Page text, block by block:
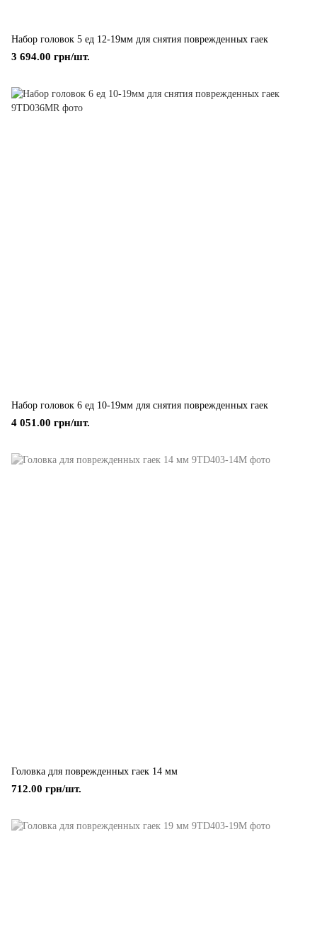
Набор головок 5 ед 12-19мм для снятия поврежденных гаек
3 694.00 грн/шт.
Набор головок 6 ед 10-19мм для снятия поврежденных гаек
4 051.00 грн/шт.
Головка для поврежденных гаек 14 мм
712.00 грн/шт.